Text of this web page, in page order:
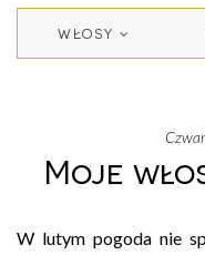
WŁOSY
Moje
W lutym pogoda nie